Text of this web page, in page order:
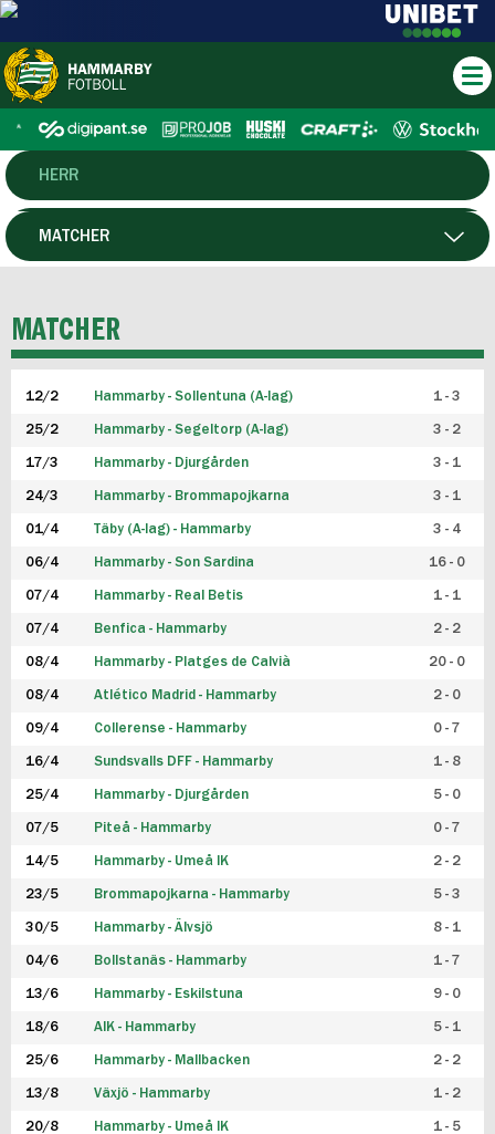
HERR
DAM
P19
F19
FUTSAL HERR
FUTSAL DAM
MATCHER
MATCHER
12/2 Hammarby - Sollentuna (A-lag) 1 - 3
25/2 Hammarby - Segeltorp (A-lag) 3 - 2
17/3 Hammarby - Djurgården 3 - 1
24/3 Hammarby - Brommapojkarna 3 - 1
01/4 Täby (A-lag) - Hammarby 3 - 4
06/4 Hammarby - Son Sardina 16 - 0
07/4 Hammarby - Real Betis 1 - 1
07/4 Benfica - Hammarby 2 - 2
08/4 Hammarby - Platges de Calvià 20 - 0
08/4 Atlético Madrid - Hammarby 2 - 0
09/4 Collerense - Hammarby 0 - 7
16/4 Sundsvalls DFF - Hammarby 1 - 8
25/4 Hammarby - Djurgården 5 - 0
07/5 Piteå - Hammarby 0 - 7
14/5 Hammarby - Umeå IK 2 - 2
23/5 Brommapojkarna - Hammarby 5 - 3
30/5 Hammarby - Älvsjö 8 - 1
04/6 Bollstanäs - Hammarby 1 - 7
13/6 Hammarby - Eskilstuna 9 - 0
18/6 AIK - Hammarby 5 - 1
25/6 Hammarby - Mallbacken 2 - 2
13/8 Växjö - Hammarby 1 - 2
20/8 Hammarby - Umeå IK 1 - 5